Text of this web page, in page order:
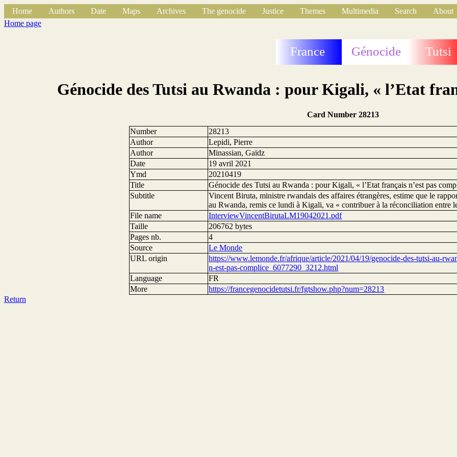
Home Authors Date Maps Archives The genocide Justice Themes Multimedia Search
About
Home page
France Génocide Tutsi
Génocide des Tutsi au Rwanda : pour Kigali, « l’Etat
Card Number 28213
Number
28213
Author
Lepidi, Pierre
Author
Minassian, Gaïdz
Date
19 avril 2021
Ymd
20210419
Title
Génocide des Tutsi au Rwanda : pour Kigali, « l’Etat français n’est pas
Subtitle
Vincent Biruta, ministre rwandais des affaires étrangères, estime que le
au Rwanda, remis ce lundi à Kigali, va « contribuer à la réconciliation entre
File name
InterviewVincentBirutaLM19042021.pdf
Taille
206762 bytes
Pages nb.
4
Source
Le Monde
URL origin
https://www.lemonde.fr/afrique/article/2021/04/19/genocide-des-tutsi-au-
n-est-pas-complice_6077290_3212.html
Language
FR
More
https://francegenocidetutsi.fr/fgtshow.php?num=28213
Return